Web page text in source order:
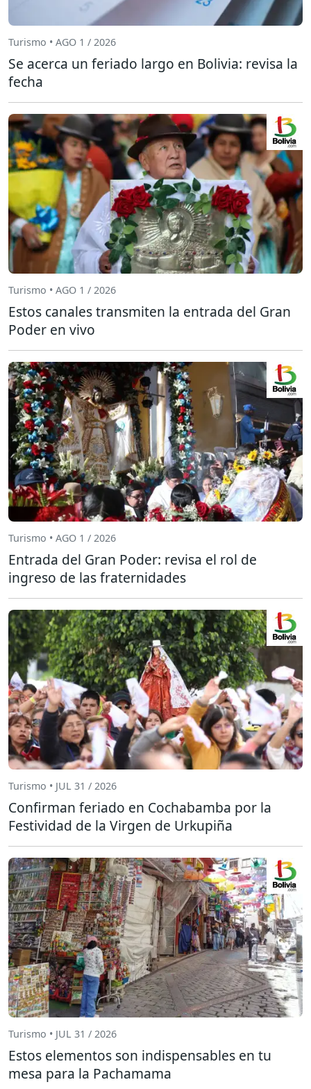
Turismo • AGO 1 / 2026
Se acerca un feriado largo en Bolivia: revisa la
fecha
Turismo • AGO 1 / 2026
Estos canales transmiten la entrada del Gran
Poder en vivo
Turismo • AGO 1 / 2026
Entrada del Gran Poder: revisa el rol de
ingreso de las fraternidades
Turismo • JUL 31 / 2026
Confirman feriado en Cochabamba por la
Festividad de la Virgen de Urkupiña
Turismo • JUL 31 / 2026
Estos elementos son indispensables en tu
mesa para la Pachamama